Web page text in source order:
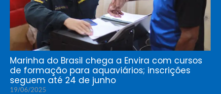
Marinha do Brasil chega a Envira com cursos
de formação para aquaviários; inscrições
seguem até 24 de junho
19/06/2025